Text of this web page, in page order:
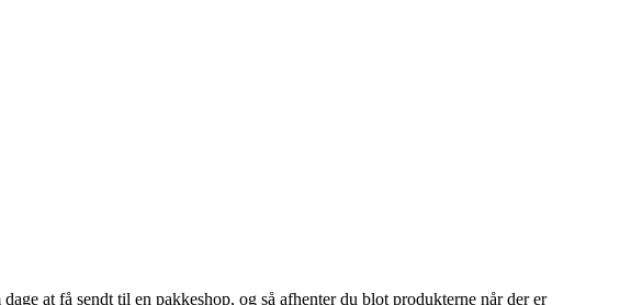
at få sendt til en pakkeshop, og så afhenter du blot produkterne når der er